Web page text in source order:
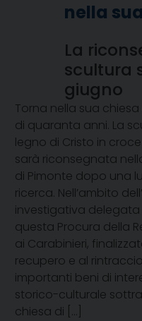
nella
La
scultura
giugno
Torna nella sua
di quaranta anni. La
legno di Cristo in
sarà riconsegnata
di Pimonte dopo una
ricerca. Nell’ambito
investigativa
questa Procura della
ai Carabinieri,
recupero e al
importanti beni di
storico-culturale
chiesa di […]